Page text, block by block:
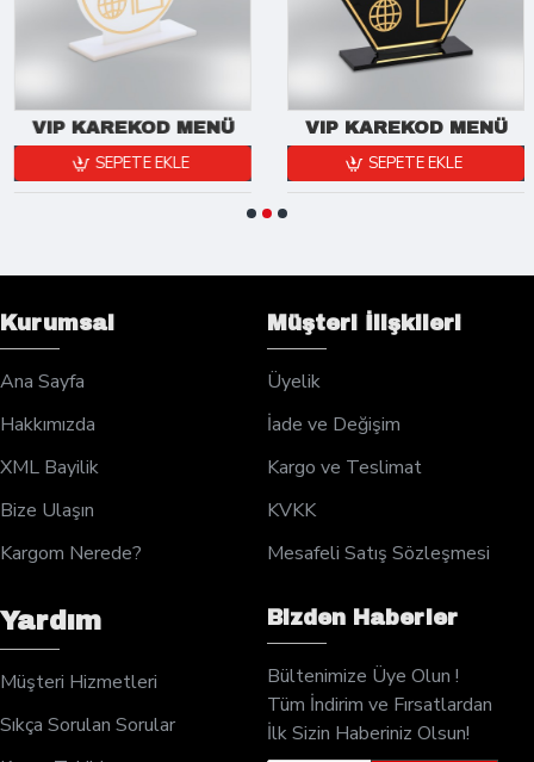
VIP KAREKOD MENÜ
SEPETE EKLE
VIP KAREKOD MENÜ
SEPETE EKLE
Kurumsal
Ana Sayfa
Hakkımızda
XML Bayilik
Bize Ulaşın
Kargom Nerede?
Müşteri İlişkileri
Üyelik
İade ve Değişim
Kargo ve Teslimat
KVKK
Mesafeli Satış Sözleşmesi
Yardım
Müşteri Hizmetleri
Sıkça Sorulan Sorular
Bizden Haberler
Bültenimize Üye Olun !
Tüm İndirim ve Fırsatlardan
İlk Sizin Haberiniz Olsun!